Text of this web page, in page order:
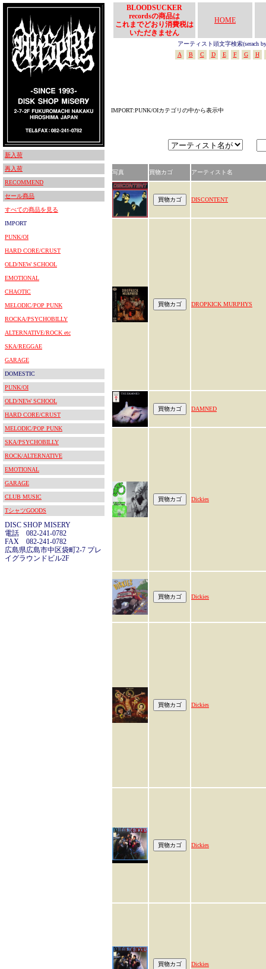
新入荷
再入荷
RECOMMEND
セール商品
すべての商品を見る
IMPORT
PUNK/OI
HARD CORE/CRUST
OLD/NEW SCHOOL
EMOTIONAL
CHAOTIC
MELODIC/POP PUNK
ROCKA/PSYCHOBILLY
ALTERNATIVE/ROCK etc
SKA/REGGAE
GARAGE
DOMESTIC
PUNK/OI
OLD/NEW SCHOOL
HARD CORE/CRUST
MELODIC/POP PUNK
SKA/PSYCHOBILLY
ROCK/ALTERNATIVE
EMOTIONAL
GARAGE
CLUB MUSIC
TシャツGOODS
DISC SHOP MISERY
電話 082-241-0782
FAX 082-241-0782
広島県広島市中区袋町2-7 プレ
イグラウンドビル2F
BLOODSUCKER
recordsの商品は
これまでどおり消費税は
いただきません
HOME
アーティスト頭文字検索(serach
A
B C D E F G H
IMPORT:PUNK/OIカテゴリの中から表示中
写真 買物カゴ アーティスト名
DISCONTENT
DROPKICK MURPHYS
DAMNED
Dickies
Dickies
Dickies
Dickies
Dickies